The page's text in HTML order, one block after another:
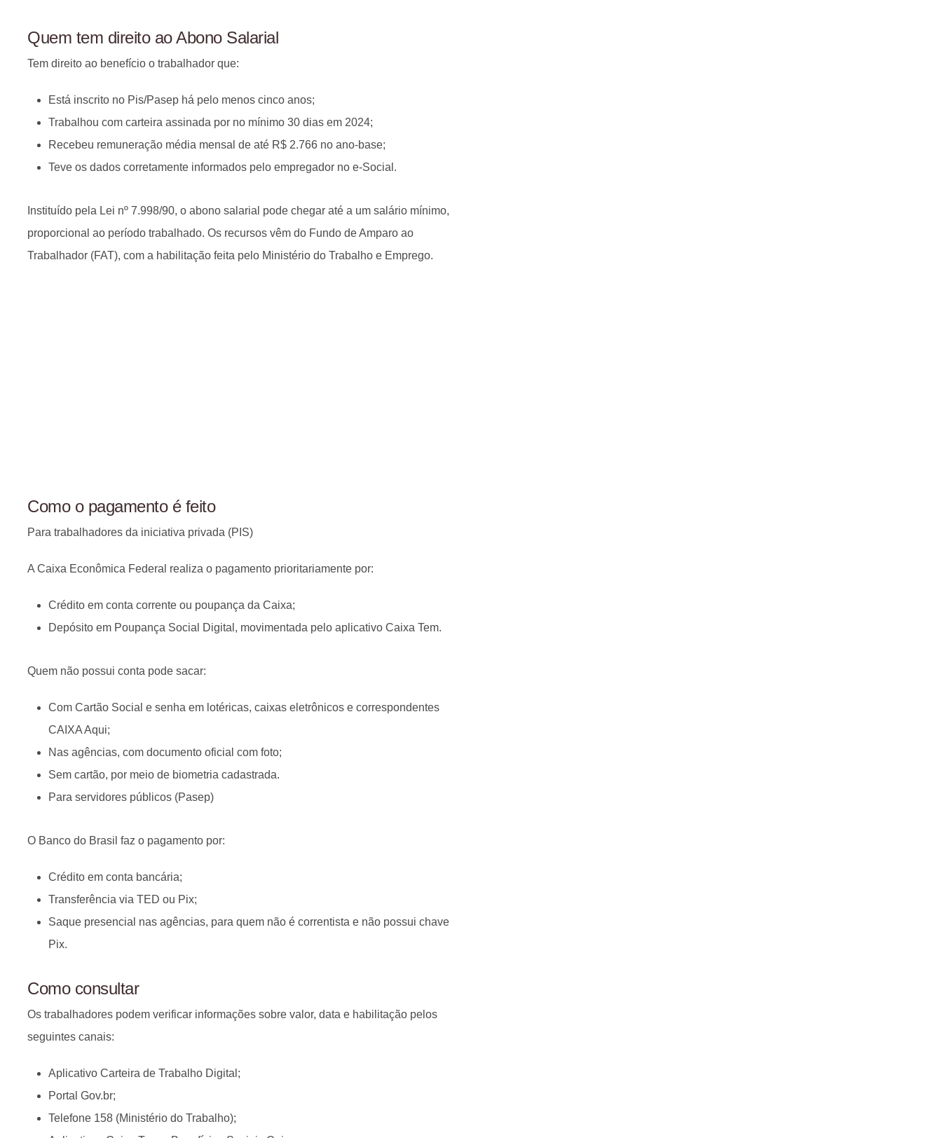
Quem tem direito ao Abono Salarial
Tem direito ao benefício o trabalhador que:
Está inscrito no Pis/Pasep há pelo menos cinco anos;
Trabalhou com carteira assinada por no mínimo 30 dias em 2024;
Recebeu remuneração média mensal de até R$ 2.766 no ano-base;
Teve os dados corretamente informados pelo empregador no e-Social.
Instituído pela Lei nº 7.998/90, o abono salarial pode chegar até a um salário mínimo,
proporcional ao período trabalhado. Os recursos vêm do Fundo de Amparo ao
Trabalhador (FAT), com a habilitação feita pelo Ministério do Trabalho e Emprego.
Como o pagamento é feito
Para trabalhadores da iniciativa privada (PIS)
A Caixa Econômica Federal realiza o pagamento prioritariamente por:
Crédito em conta corrente ou poupança da Caixa;
Depósito em Poupança Social Digital, movimentada pelo aplicativo Caixa Tem.
Quem não possui conta pode sacar:
Com Cartão Social e senha em lotéricas, caixas eletrônicos e correspondentes
CAIXA Aqui;
Nas agências, com documento oficial com foto;
Sem cartão, por meio de biometria cadastrada.
Para servidores públicos (Pasep)
O Banco do Brasil faz o pagamento por:
Crédito em conta bancária;
Transferência via TED ou Pix;
Saque presencial nas agências, para quem não é correntista e não possui chave
Pix.
Como consultar
Os trabalhadores podem verificar informações sobre valor, data e habilitação pelos
seguintes canais:
Aplicativo Carteira de Trabalho Digital;
Portal Gov.br;
Telefone 158 (Ministério do Trabalho);